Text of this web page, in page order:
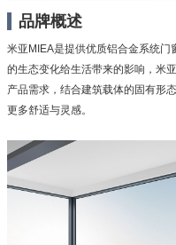
品牌概述
米亚MIEA是提供优质铝合金系统门
的生态变化给生活带来的影响，米
产品需求，结合建筑载体的固有形
更多舒适与灵感。